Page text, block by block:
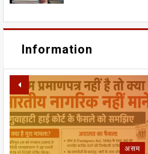
Information
SIR फॉर्म से ECI
META पर यूरोपीय
असम